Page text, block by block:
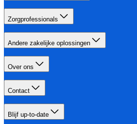
Zorgprofessionals
Andere zakelijke oplossingen
Over ons
Contact
Blijf up-to-date